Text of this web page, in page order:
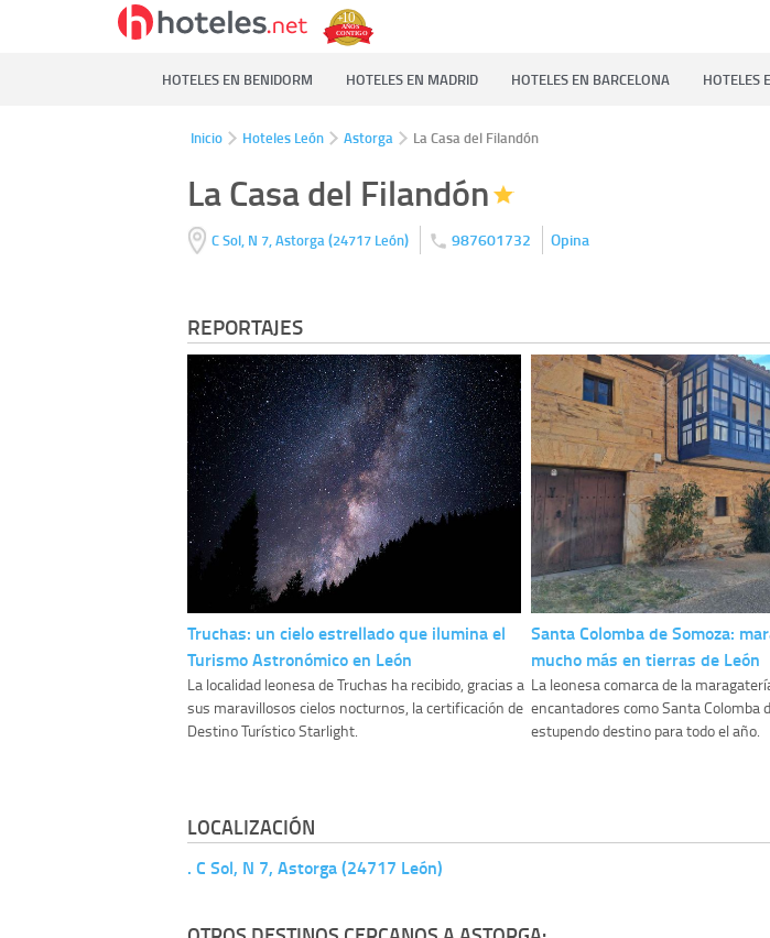
HOTELES EN BENIDORM HOTELES EN MADRID HOTELES EN BARCELONA HOTELES
Inicio Hoteles León Astorga La Casa del Filandón
La Casa del Filandón
C Sol, N 7,Astorga(24717 León) 987601732 Opina
REPORTAJES
Truchas: un cielo estrellado que ilumina el
Turismo Astronómico en León
La localidad leonesa de Truchas ha recibido, gracias a
sus maravillosos cielos nocturnos, la certificación de
Destino Turístico Starlight.
Santa Colomba de Somoza:
mucho más en tierras de León
La leonesa comarca de la
encantadores como Santa Colomba
estupendo destino para todo el año.
LOCALIZACIÓN
. C Sol, N 7, Astorga (24717 León)